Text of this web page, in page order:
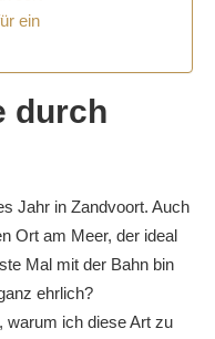
ein
durch
Jahr in Zandvoort. Auch
Ort am Meer, der ideal
Mal mit der Bahn bin
ehrlich?
warum ich diese Art zu